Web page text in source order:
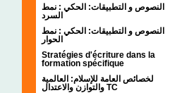
النصوص و التطبيقات: الحكي : نمط
السرد
النصوص و التطبيقات: الحكي : نمط
الحوار
Stratégies d'écriture dans la
formation spécifique
لخصائص العامة للإسلام: العالمية
والتوازن والاعتدال TC